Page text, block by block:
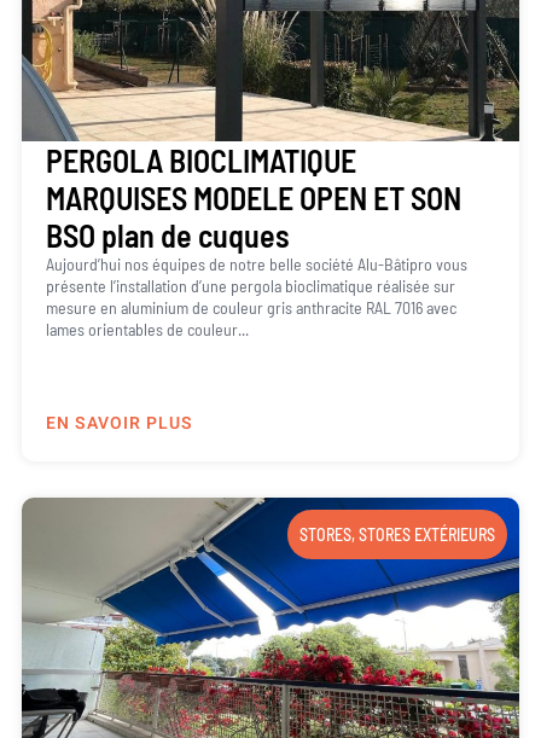
PERGOLA BIOCLIMATIQUE
MARQUISES MODELE OPEN ET SON
BSO plan de cuques
Aujourd’hui nos équipes de notre belle société Alu-Bâtipro vous
présente l’installation d’une pergola bioclimatique réalisée sur
mesure en aluminium de couleur gris anthracite RAL 7016 avec
lames orientables de couleur...
EN SAVOIR PLUS
STORES,STORES EXTÉRIEURS